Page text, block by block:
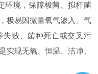
环境，保障梭菌、拟杆菌
极易因微量氧气渗入、气
失败、菌种死亡或交叉污
实现无氧、恒温、洁净、